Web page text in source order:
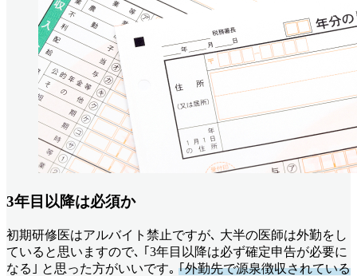
3年目以降は必須か
初期研修医はアルバイト禁止ですが､ 大半の医師は外勤をし
ていると思いますので､ ｢3年目以降は必ず確定申告が必要に
なる｣ と思った方がいいです｡ ｢外勤先で源泉徴収されている